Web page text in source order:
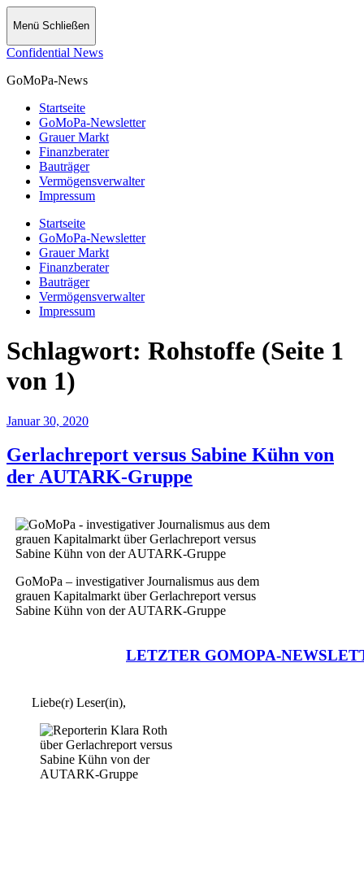
Menü Schließen
Confidential News
GoMoPa-News
Startseite
GoMoPa-Newsletter
Grauer Markt
Finanzberater
Bauträger
Vermögensverwalter
Impressum
Startseite
GoMoPa-Newsletter
Grauer Markt
Finanzberater
Bauträger
Vermögensverwalter
Impressum
Schlagwort: Rohstoffe (Seite 1
von 1)
Januar 30, 2020
Gerlachreport versus Sabine Kühn von
der AUTARK-Gruppe
GoMoPa – investigativer Journalismus aus dem
grauen Kapitalmarkt über Gerlachreport versus
Sabine Kühn von der AUTARK-Gruppe
LETZTER GOMOPA-
Liebe(r) Leser(in),